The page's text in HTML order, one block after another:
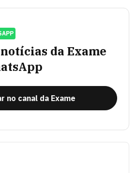
da Exame
no canal da Exame